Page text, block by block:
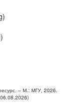
– М.: МГУ, 2026.